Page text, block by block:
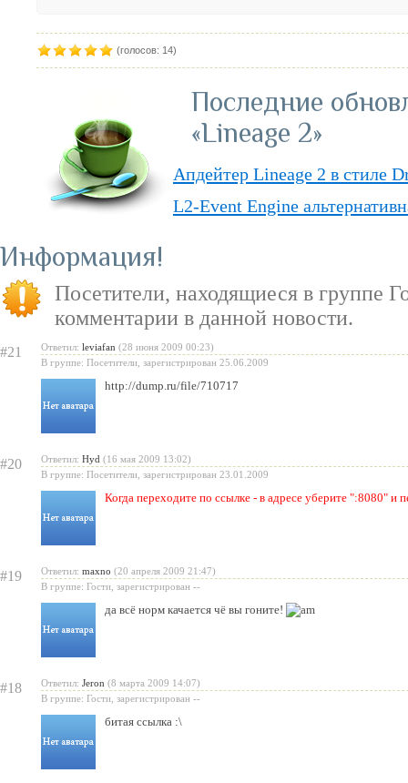
(голосов: 14)
Последние
«Lineage 2»
Апдейтер Lineage 2 в стиле
L2-Event Engine
бесплатную модель
«Испеки свою любовь» —
Святого Валентина
Информация
Посетители, находящиеся в группе
комментарии в данной новости.
#21 Ответил: leviafan (28 июня 2009 00:23)
В группе: Посетители, зарегистрирован 25.06.2009
http://dump.ru/file/710717
#20 Ответил: Hyd (16 мая 2009 13:02)
В группе: Посетители, зарегистрирован 23.01.2009
Когда переходите по ссылке - в адресе уберите ":8080" и
#19 Ответил: maxno (20 апреля 2009 21:47)
В группе: Гости, зарегистрирован --
да всё норм качается чё вы гоните!
#18 Ответил: Jeron (8 марта 2009 14:07)
В группе: Гости, зарегистрирован --
битая ссылка :\